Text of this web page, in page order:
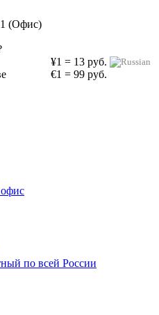
(Офис)
¥1 = 13 руб.
€1 = 99 руб.
по всей России